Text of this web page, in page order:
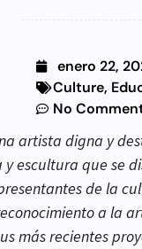
enero 22,
Culture,
No
artista digna y
escultura que se
de la
a la
más recientes